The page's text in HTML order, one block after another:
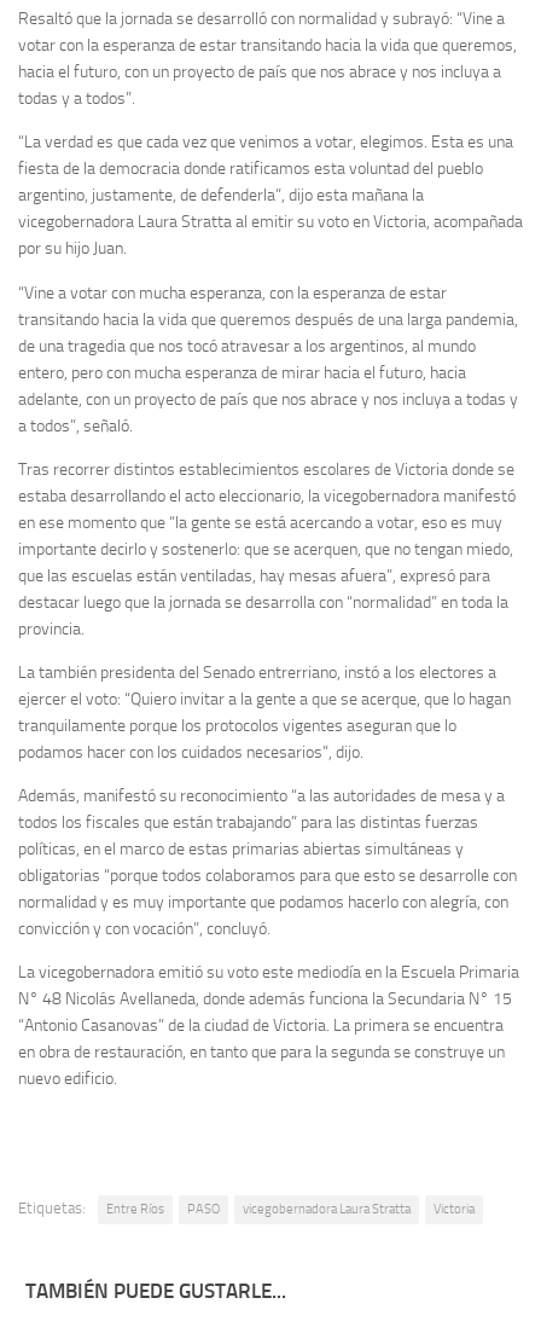
Resaltó que la jornada se desarrolló con normalidad y subrayó: “Vine a
votar con la esperanza de estar transitando hacia la vida que queremos,
hacia el futuro, con un proyecto de país que nos abrace y nos incluya a
todas y a todos”.
“La verdad es que cada vez que venimos a votar, elegimos. Esta es una
fiesta de la democracia donde ratificamos esta voluntad del pueblo
argentino, justamente, de defenderla”, dijo esta mañana la
vicegobernadora Laura Stratta al emitir su voto en Victoria, acompañada
por su hijo Juan.
“Vine a votar con mucha esperanza, con la esperanza de estar
transitando hacia la vida que queremos después de una larga pandemia,
de una tragedia que nos tocó atravesar a los argentinos, al mundo
entero, pero con mucha esperanza de mirar hacia el futuro, hacia
adelante, con un proyecto de país que nos abrace y nos incluya a todas y
a todos”, señaló.
Tras recorrer distintos establecimientos escolares de Victoria donde se
estaba desarrollando el acto eleccionario, la vicegobernadora manifestó
en ese momento que “la gente se está acercando a votar, eso es muy
importante decirlo y sostenerlo: que se acerquen, que no tengan miedo,
que las escuelas están ventiladas, hay mesas afuera”, expresó para
destacar luego que la jornada se desarrolla con “normalidad” en toda la
provincia.
La también presidenta del Senado entrerriano, instó a los electores a
ejercer el voto: “Quiero invitar a la gente a que se acerque, que lo hagan
tranquilamente porque los protocolos vigentes aseguran que lo
podamos hacer con los cuidados necesarios”, dijo.
Además, manifestó su reconocimiento “a las autoridades de mesa y a
todos los fiscales que están trabajando” para las distintas fuerzas
políticas, en el marco de estas primarias abiertas simultáneas y
obligatorias “porque todos colaboramos para que esto se desarrolle con
normalidad y es muy importante que podamos hacerlo con alegría, con
convicción y con vocación”, concluyó.
La vicegobernadora emitió su voto este mediodía en la Escuela Primaria
N° 48 Nicolás Avellaneda, donde además funciona la Secundaria N° 15
“Antonio Casanovas” de la ciudad de Victoria. La primera se encuentra
en obra de restauración, en tanto que para la segunda se construye un
nuevo edificio.
Etiquetas: Entre Ríos PASO vicegobernadora Laura Stratta Victoria
TAMBIÉN PUEDE GUSTARLE...